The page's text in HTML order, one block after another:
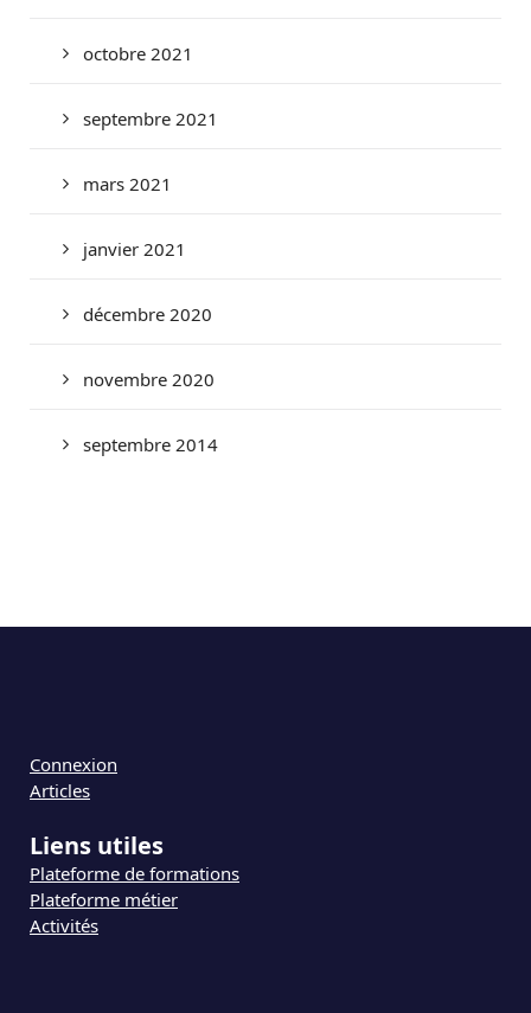
octobre 2021
septembre 2021
mars 2021
janvier 2021
décembre 2020
novembre 2020
septembre 2014
Connexion
Articles
Liens utiles
Plateforme de formations
Plateforme métier
Activités